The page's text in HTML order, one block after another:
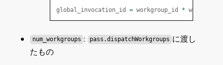
global_invocation_id = workgroup_id *
num_workgroups : pass.dispatchWorkgroups に渡し
たもの